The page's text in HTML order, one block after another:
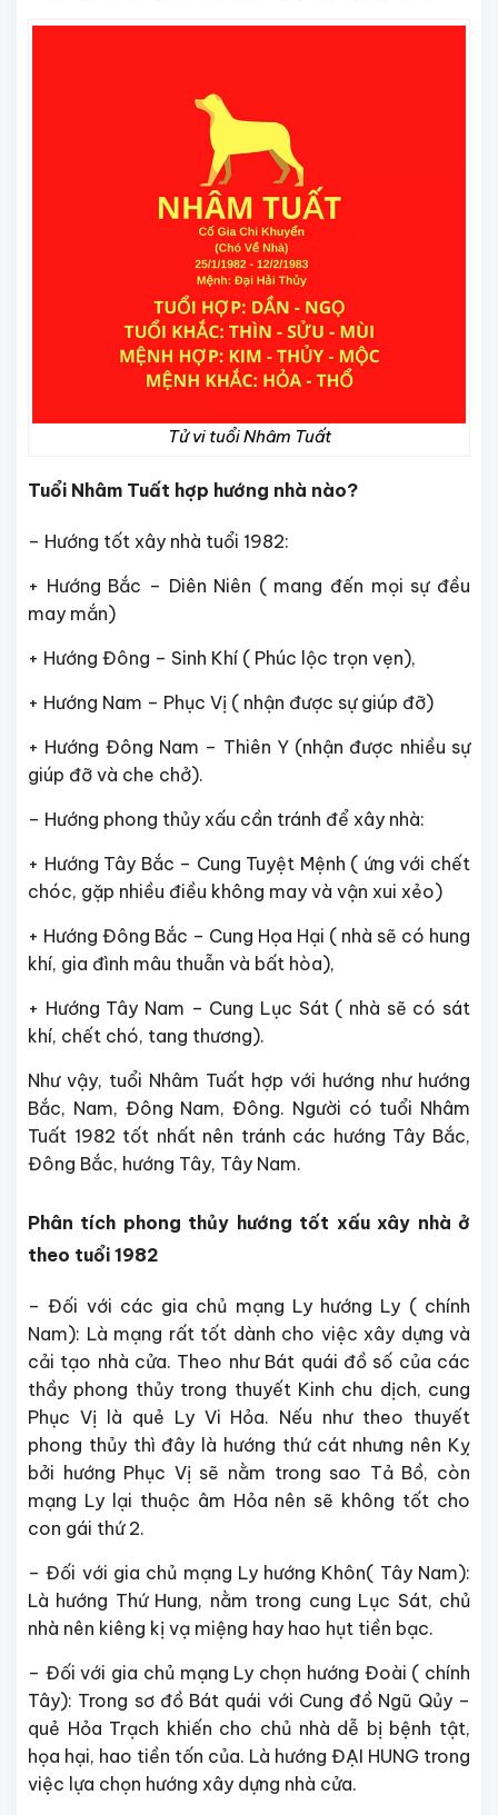
Tử vi tuổi Nhâm Tuất
Tuổi Nhâm Tuất hợp hướng nhà nào?
– Hướng tốt xây nhà tuổi 1982:
+ Hướng Bắc – Diên Niên ( mang đến mọi sự đều
may mắn)
+ Hướng Đông – Sinh Khí ( Phúc lộc trọn vẹn),
+ Hướng Nam – Phục Vị ( nhận được sự giúp đỡ)
+ Hướng Đông Nam – Thiên Y (nhận được nhiều sự
giúp đỡ và che chở).
– Hướng phong thủy xấu cần tránh để xây nhà:
+ Hướng Tây Bắc – Cung Tuyệt Mệnh ( ứng với chết
chóc, gặp nhiều điều không may và vận xui xẻo)
+ Hướng Đông Bắc – Cung Họa Hại ( nhà sẽ có hung
khí, gia đình mâu thuẫn và bất hòa),
+ Hướng Tây Nam – Cung Lục Sát ( nhà sẽ có sát
khí, chết chó, tang thương).
Như vậy, tuổi Nhâm Tuất hợp với hướng như hướng
Bắc, Nam, Đông Nam, Đông. Người có tuổi Nhâm
Tuất 1982 tốt nhất nên tránh các hướng Tây Bắc,
Đông Bắc, hướng Tây, Tây Nam.
Phân tích phong thủy hướng tốt xấu xây nhà ở
theo tuổi 1982
– Đối với các gia chủ mạng Ly hướng Ly ( chính
Nam): Là mạng rất tốt dành cho việc xây dựng và
cải tạo nhà cửa. Theo như Bát quái đồ số của các
thầy phong thủy trong thuyết Kinh chu dịch, cung
Phục Vị là quẻ Ly Vi Hỏa. Nếu như theo thuyết
phong thủy thì đây là hướng thứ cát nhưng nên Kỵ
bởi hướng Phục Vị sẽ nằm trong sao Tả Bồ, còn
mạng Ly lại thuộc âm Hỏa nên sẽ không tốt cho
con gái thứ 2.
– Đối với gia chủ mạng Ly hướng Khôn( Tây Nam):
Là hướng Thứ Hung, nằm trong cung Lục Sát, chủ
nhà nên kiêng kị vạ miệng hay hao hụt tiền bạc.
– Đối với gia chủ mạng Ly chọn hướng Đoài ( chính
Tây): Trong sơ đồ Bát quái với Cung đồ Ngũ Qủy –
quẻ Hỏa Trạch khiến cho chủ nhà dễ bị bệnh tật,
họa hại, hao tiền tốn của. Là hướng ĐẠI HUNG trong
việc lựa chọn hướng xây dựng nhà cửa.